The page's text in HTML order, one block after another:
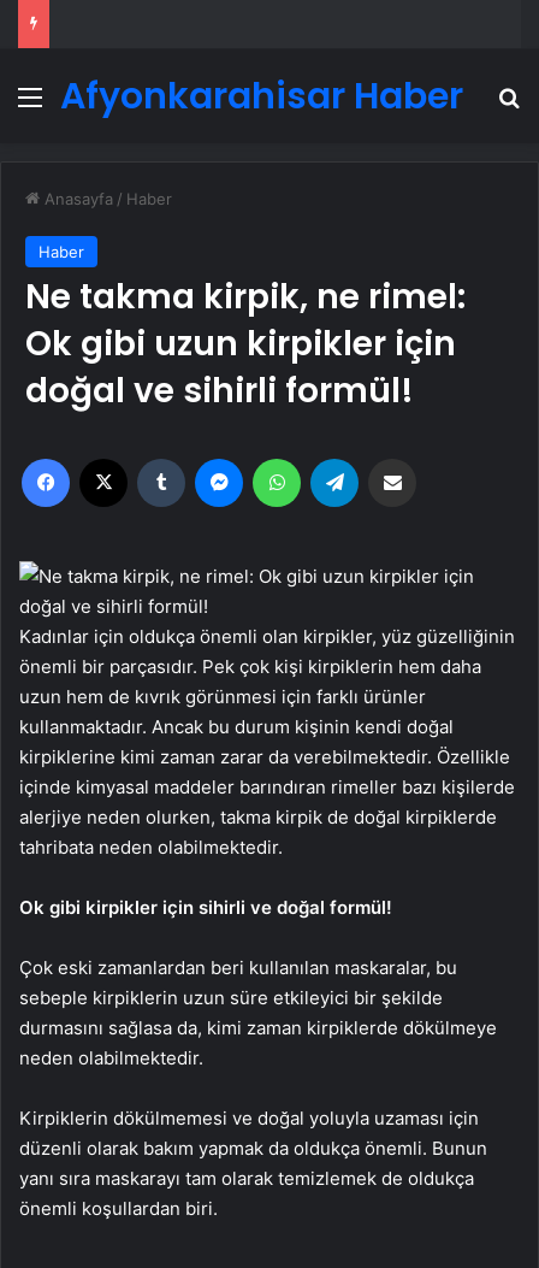
Menü
Afyonkarahisar Haber
Anasayfa / Haber
Haber
Ne takma kirpik, ne rimel:
Ok gibi uzun kirpikler için
doğal ve sihirli formül!
Facebook Tumblr MessengerWhatsApp
Kadınlar için oldukça önemli olan kirpikler, yüz güzelliğinin
önemli bir parçasıdır. Pek çok kişi kirpiklerin hem daha
uzun hem de kıvrık görünmesi için farklı ürünler
kullanmaktadır. Ancak bu durum kişinin kendi doğal
kirpiklerine kimi zaman zarar da verebilmektedir. Özellikle
içinde kimyasal maddeler barındıran rimeller bazı kişilerde
alerjiye neden olurken, takma kirpik de doğal kirpiklerde
tahribata neden olabilmektedir.
Ok gibi kirpikler için sihirli ve doğal formül!
Çok eski zamanlardan beri kullanılan maskaralar, bu
sebeple kirpiklerin uzun süre etkileyici bir şekilde
durmasını sağlasa da, kimi zaman kirpiklerde dökülmeye
neden olabilmektedir.
Kirpiklerin dökülmemesi ve doğal yoluyla uzaması için
düzenli olarak bakım yapmak da oldukça önemli. Bunun
yanı sıra maskarayı tam olarak temizlemek de oldukça
önemli koşullardan biri.